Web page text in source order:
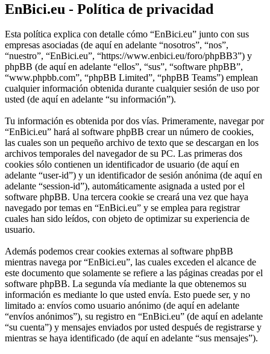
EnBici.eu - Política de privacidad
Esta política explica con detalle cómo “EnBici.eu” junto con sus
empresas asociadas (de aquí en adelante “nosotros”, “nos”,
“nuestro”, “EnBici.eu”, “https://www.enbici.eu/foro/phpBB3”) y
phpBB (de aquí en adelante “ellos”, “sus”, “software phpBB”,
“www.phpbb.com”, “phpBB Limited”, “phpBB Teams”) emplean
cualquier información obtenida durante cualquier sesión de uso por
usted (de aquí en adelante “su información”).
Tu información es obtenida por dos vías. Primeramente, navegar por
“EnBici.eu” hará al software phpBB crear un número de cookies,
las cuales son un pequeño archivo de texto que se descargan en los
archivos temporales del navegador de su PC. Las primeras dos
cookies sólo contienen un identificador de usuario (de aquí en
adelante “user-id”) y un identificador de sesión anónima (de aquí en
adelante “session-id”), automáticamente asignada a usted por el
software phpBB. Una tercera cookie se creará una vez que haya
navegado por temas en “EnBici.eu” y se emplea para registrar
cuales han sido leídos, con objeto de optimizar su experiencia de
usuario.
Además podemos crear cookies externas al software phpBB
mientras navega por “EnBici.eu”, las cuales exceden el alcance de
este documento que solamente se refiere a las páginas creadas por el
software phpBB. La segunda vía mediante la que obtenemos su
información es mediante lo que usted envía. Esto puede ser, y no
limitado a: envíos como usuario anónimo (de aquí en adelante
“envíos anónimos”), su registro en “EnBici.eu” (de aquí en adelante
“su cuenta”) y mensajes enviados por usted después de registrarse y
mientras se haya identificado (de aquí en adelante “sus mensajes”).